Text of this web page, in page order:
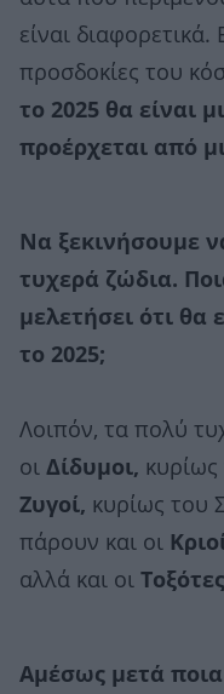
είναι
προσδοκίες του
το 2025 θα είναι
προέρχεται από
Να ξεκινήσουμε
τυχερά ζώδια.
μελετήσει ότι θα
το 2025;
Λοιπόν, τα πολύ
οι Δίδυμοι,
Ζυγοί, κυρίως του
πάρουν και οι
αλλά και οι
Αμέσως μετά